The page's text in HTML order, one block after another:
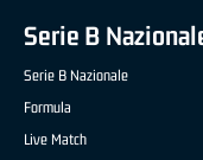
Serie B
Serie B Nazionale
Formula
Live Match